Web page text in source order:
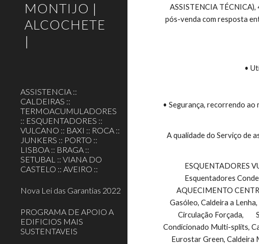
MONTIJO |
ALCOCHETE
|
ASSISTENCIA ::
CALDEIRAS ::
TERMOACUMULADORES
:: ESQUENTADORES ::
VULCANO :: BAXI :: ROCA ::
JUNKERS :: PORTO ::
LISBOA :: BRAGA ::
SETUBAL :: VIANA DO
CASTELO :: AVEIRO ::
Nova Lei das Garantias 2022
PROGRAMA DE APOIO A
EDIFICIOS MAIS
SUSTENTAVEIS
ASSISTENCIA
pós-venda com resposta
•
• Segurança, recorrendo ao
A qualidade do Serviço de
Esquentadores
AQUECIMENTO
Gasóleo, Caldeira a
Circulação Forçada,
Condicionado Multi-splits,
Eurostar Green, Caldeira